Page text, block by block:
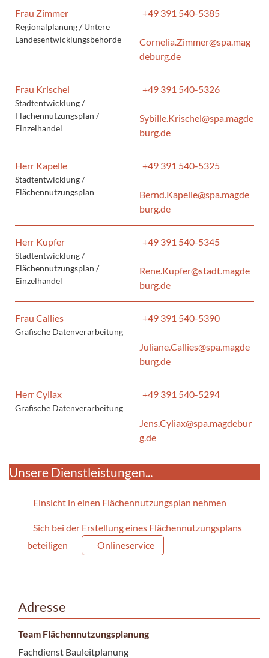
Frau Zimmer
Regionalplanung / Untere
Landesentwicklungsbehörde
+49 391 540-5385
Cornelia.Zimmer@spa.mag
deburg.de
Frau Krischel
Stadtentwicklung /
Flächennutzungsplan /
Einzelhandel
+49 391 540-5326
Sybille.Krischel@spa.magde
burg.de
Herr Kapelle
Stadtentwicklung /
Flächennutzungsplan
+49 391 540-5325
Bernd.Kapelle@spa.magde
burg.de
Herr Kupfer
Stadtentwicklung /
Flächennutzungsplan /
Einzelhandel
+49 391 540-5345
Rene.Kupfer@stadt.magde
burg.de
Frau Callies
Grafische Datenverarbeitung
+49 391 540-5390
Juliane.Callies@spa.magde
burg.de
Herr Cyliax
Grafische Datenverarbeitung
+49 391 540-5294
Jens.Cyliax@spa.magdebur
g.de
Unsere Dienstleistungen...
Einsicht in einen Flächennutzungsplan nehmen
Sich bei der Erstellung eines Flächennutzungsplans
beteiligen
Onlineservice
Adresse
Team Flächennutzungsplanung
Fachdienst Bauleitplanung